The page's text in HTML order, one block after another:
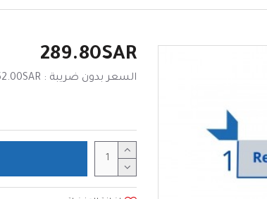
289.80SAR
السعر بدون ضريبة : 252.00SAR